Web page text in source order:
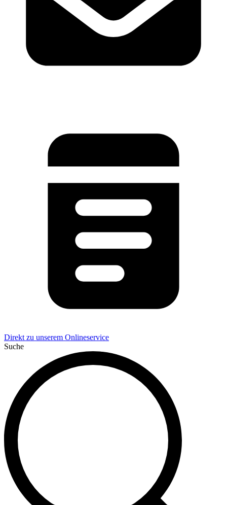
Direkt zu unserem Onlineservice
Suche